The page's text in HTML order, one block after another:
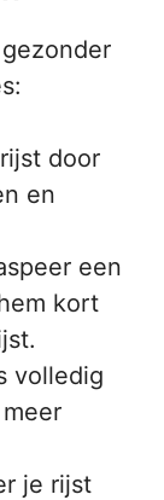
door
en
een
kort
volledig
je rijst